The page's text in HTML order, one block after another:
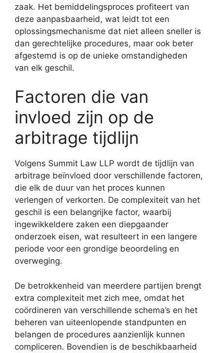
zaak. Het bemiddelingsproces profiteert van
deze aanpasbaarheid, wat leidt tot een
oplossingsmechanisme dat niet alleen sneller is
dan gerechtelijke procedures, maar ook beter
afgestemd is op de unieke omstandigheden
van elk geschil.
Factoren die van
invloed zijn op de
arbitrage tijdlijn
Volgens Summit Law LLP wordt de tijdlijn van
arbitrage beïnvloed door verschillende factoren,
die elk de duur van het proces kunnen
verlengen of verkorten. De complexiteit van het
geschil is een belangrijke factor, waarbij
ingewikkeldere zaken een diepgaander
onderzoek eisen, wat resulteert in een langere
periode voor een grondige beoordeling en
overweging.
De betrokkenheid van meerdere partijen brengt
extra complexiteit met zich mee, omdat het
coördineren van verschillende schema’s en het
beheren van uiteenlopende standpunten en
belangen de procedures aanzienlijk kunnen
compliceren. Bovendien is de beschikbaarheid